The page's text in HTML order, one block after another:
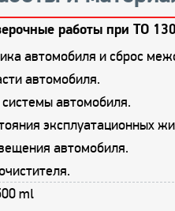
работы при ТО
автомобиля и сброс
автомобиля.
автомобиля.
эксплуатационных
автомобиля.
ml